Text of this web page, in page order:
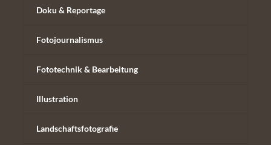
Doku & Reportage
Fotojournalismus
Fototechnik & Bearbeitung
Illustration
Landschaftsfotografie